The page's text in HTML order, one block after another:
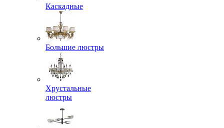
Каскадные
Большие люстры
Хрустальные
люстры